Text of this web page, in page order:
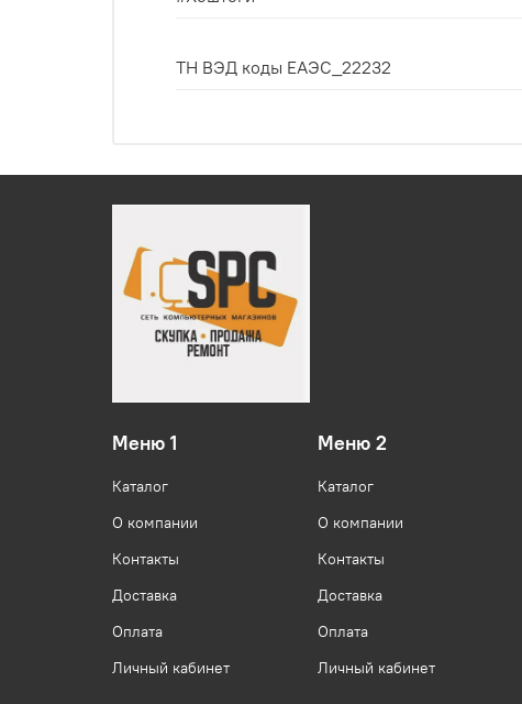
ТН ВЭД коды ЕАЭС_22232
Меню 1
Каталог
О компании
Контакты
Доставка
Оплата
Личный кабинет
Меню 2
Каталог
О компании
Контакты
Доставка
Оплата
Личный кабинет